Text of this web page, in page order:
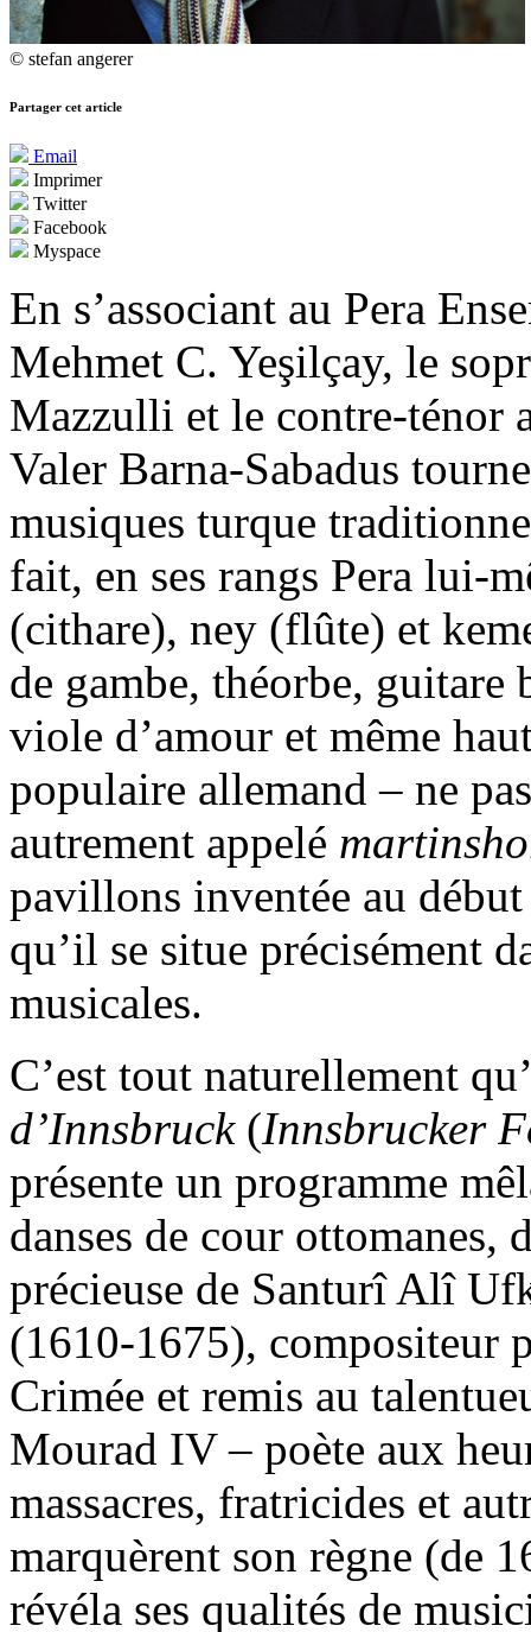
© stefan angerer
Partager cet article
Email
Imprimer
Twitter
Facebook
Myspace
En s’associant au Pera
Mehmet C. Yeşilçay, le
Mazzulli et le contre-ténor
Valer Barna-Sabadus
musiques turque
fait, en ses rangs Pera lui-
(cithare), ney (flûte) et
de gambe, théorbe,
viole d’amour et même
populaire allemand – ne
autrement appelé
pavillons inventée au
qu’il se situe précisément
musicales.
C’est tout naturellement
d’Innsbruck (Innsbrucker
présente un programme
danses de cour ottomanes,
précieuse de Santurî Alî
(1610-1675), compositeur
Crimée et remis au
Mourad IV – poète aux
massacres, fratricides et
marquèrent son règne (de
révéla ses qualités de